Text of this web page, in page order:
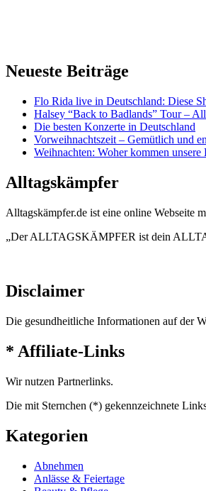
Neueste Beiträge
Flo Rida live in Deutschland: Diese
Halsey “Back to Badlands” Tour –
Die besten Konzerte in Deutschland
Vorweihnachtszeit – Gemütlich und
Weihnachten: Woher kommen unsere
Alltagskämpfer
Alltagskämpfer.de ist eine online Webseite
„Der ALLTAGSKÄMPFER ist dein
Disclaimer
Die gesundheitliche Informationen auf der
* Affiliate-Links
Wir nutzen Partnerlinks.
Die mit Sternchen (*) gekennzeichnete
Kategorien
Abnehmen
Anlässe & Feiertage